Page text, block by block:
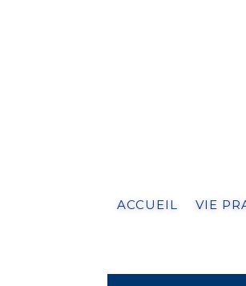
ACCUEIL VIE